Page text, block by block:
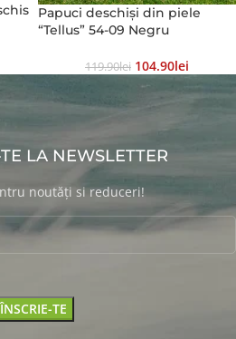
Papuci deschiși din piele
“Tellus” 54-09 Negru
119.90Lei 104.90Lei
LA NEWSLETTER
noutăți si reduceri!